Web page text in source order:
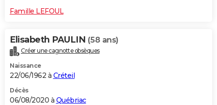
Famille LEFOUL
Elisabeth PAULIN (58 ans)
Créer une cagnotte obsèques
Naissance
22/06/1962 à Créteil
Décès
06/08/2020 à Québriac